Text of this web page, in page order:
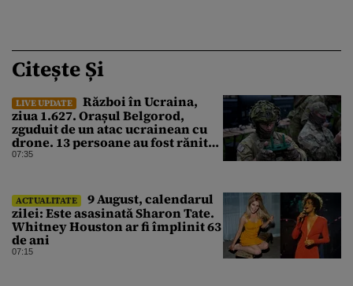
Citește Și
LIVE UPDATE
Război în Ucraina,
ziua 1.627. Orașul Belgorod,
zguduit de un atac ucrainean cu
drone. 13 persoane au fost rănite
și mai multe clădiri, incendiate
07:35
ACTUALITATE
9 August, calendarul
zilei: Este asasinată Sharon Tate.
Whitney Houston ar fi împlinit 63
de ani
07:15